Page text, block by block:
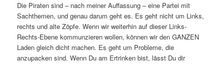
Die Piraten sind – nach meiner Auffassung – eine Partei mit
Sachthemen, und genau darum geht es. Es geht nicht um Links,
rechts und alte Zöpfe. Wenn wir weiterhin auf dieser Links-
Rechts-Ebene kommunzieren wollen, können wir den GANZEN
Laden gleich dicht machen. Es geht um Probleme, die
anzupacken sind. Wenn Du am Ertrinken bist, lässt Du dir